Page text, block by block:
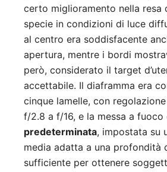
certo miglioramento nella resa
specie in condizioni di luce
al centro era soddisfacente
apertura, mentre i bordi
però, considerato il target
accettabile. Il diaframma era
cinque lamelle, con
f/2.8 a f/16, e la messa a fuoco
predeterminata, impostata su
media adatta a una profondità
sufficiente per ottenere